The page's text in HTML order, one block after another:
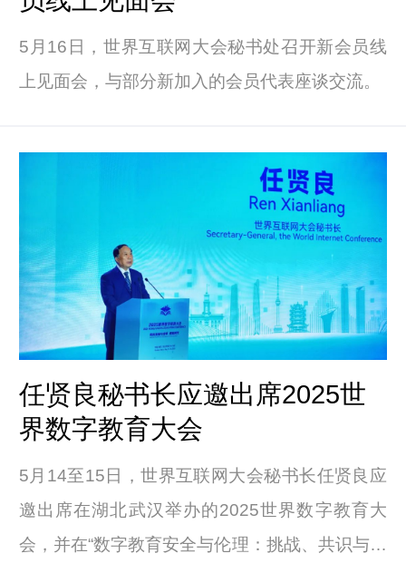
5月16日，世界互联网大会秘书处召开新会员线
上见面会，与部分新加入的会员代表座谈交流。
任贤良秘书长应邀出席2025世
界数字教育大会
5月14至15日，世界互联网大会秘书长任贤良应
邀出席在湖北武汉举办的2025世界数字教育大
会，并在“数字教育安全与伦理：挑战、共识与行